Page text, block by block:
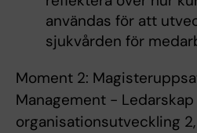
användas för att
sjukvården för
Moment 2:
Management -
organisationsutveckling 2,